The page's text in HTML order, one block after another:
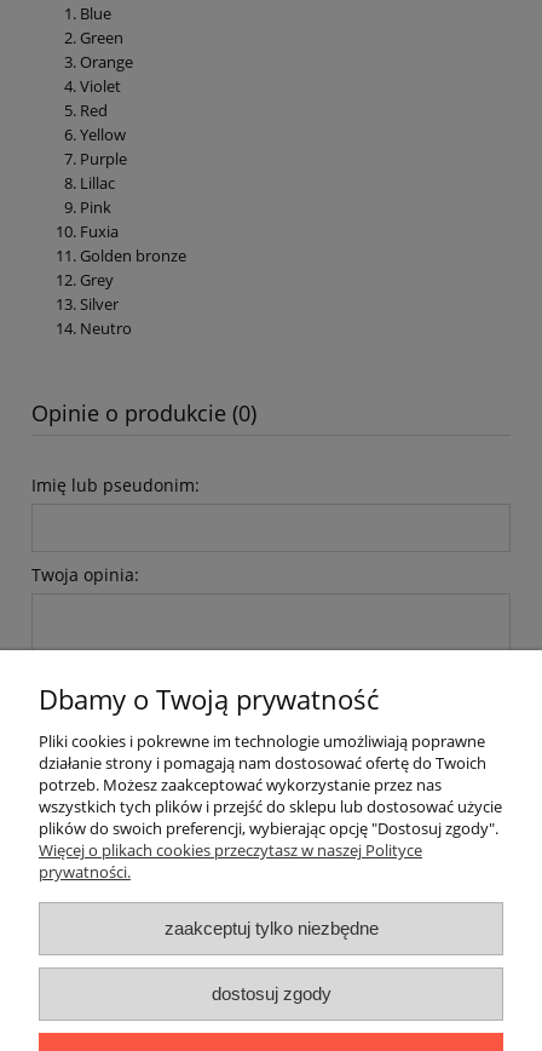
Blue
Green
Orange
Violet
Red
Yellow
Purple
Lillac
Pink
Fuxia
Golden bronze
Grey
Silver
Neutro
Opinie o produkcie (0)
Imię lub pseudonim:
Twoja opinia:
wyślij
Pomoc
Moje konto
Płatności i dostawa
Informacje
Dbamy o Twoją prywatność
Pliki cookies i pokrewne im technologie umożliwiają poprawne
działanie strony i pomagają nam dostosować ofertę do Twoich
potrzeb. Możesz zaakceptować wykorzystanie przez nas
wszystkich tych plików i przejść do sklepu lub dostosować użycie
plików do swoich preferencji, wybierając opcję "Dostosuj zgody".
Więcej o plikach cookies przeczytasz w naszej Polityce
prywatności.
zaakceptuj tylko niezbędne
dostosuj zgody